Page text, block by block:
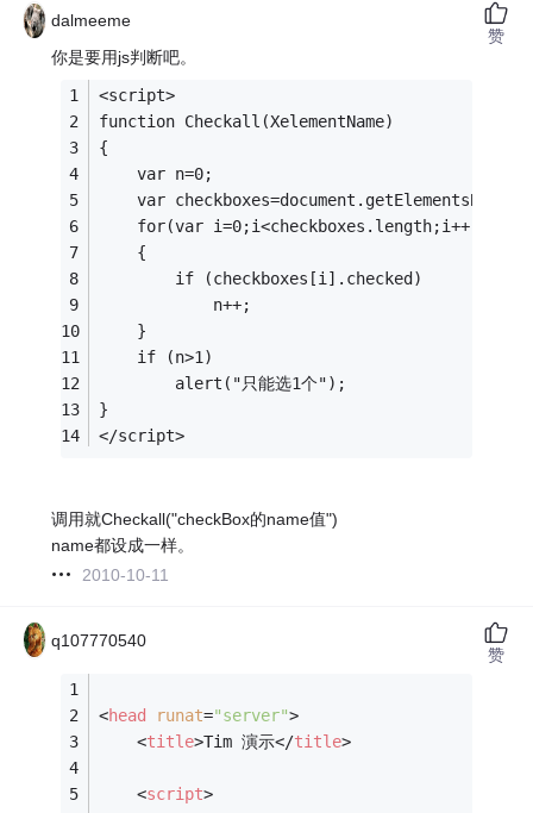
dalmeeme
你是要用js判断吧。
<script>
function Checkall(XelementName)
{
    var n=0;
var
    for(var i=0;i<checkboxes.length;i++)
    {
        if (checkboxes[i].checked)
            n++;
    }
    if (n>1)
        alert("只能选1个");
}
</script>
调用就Checkall("checkBox的name值")
name都设成一样。
2010-10-11
赞
q107770540
<head runat="server">
<title>Tim 演示</title>
<script>
赞